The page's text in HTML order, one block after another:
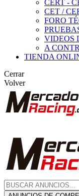
CERT -
CET /
FORO
VIDEOS
A
TIENDA
Cerrar
Volver
ANUNCIOS DE